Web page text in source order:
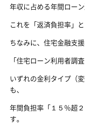
年収に占める年間ロー
これを「返済負担率」と
ちなみに、住宅金融支
「住宅ローン利用者調
いずれの金利タイプ（
も、
年間負担率「１５％超
す。